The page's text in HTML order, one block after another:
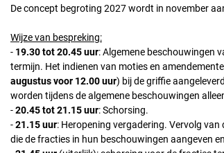
De concept begroting 2027 wordt in november
Wijze van bespreking:
- 19.30 tot 20.45 uur: Algemene beschouwingen
termijn. Het indienen van moties en
augustus voor 12.00 uur) bij de griffie
worden tijdens de algemene beschouwingen
-20.45 tot 21.15 uur: Schorsing.
-21.15 uur: Heropening vergadering. Vervolg
die de fracties in hun beschouwingen aangeven